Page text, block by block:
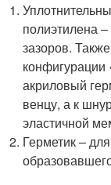
полиэтилена
зазоров.
акриловый
венцу, а к
эластичной
Герметик –